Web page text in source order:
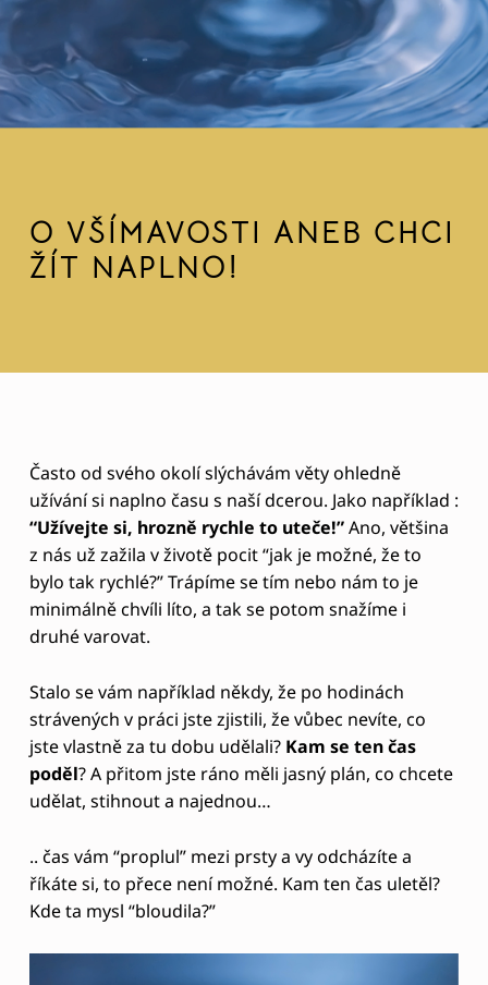
O VŠÍMAVOSTI ANEB CHCI
ŽÍT NAPLNO!
O
V
Š
Í
M
A
V
O
S
T
A
N
E
B
Často od svého okolí slýchávám věty ohledně
užívání si naplno času s naší dcerou. Jako například :
“Užívejte si, hrozně rychle to uteče!”Ano, většina
z nás už zažila v životě pocit “jak je možné, že to
bylo tak rychlé?” Trápíme se tím nebo nám to je
minimálně chvíli líto, a tak se potom snažíme i
druhé varovat.
Stalo se vám například někdy, že po hodinách
strávených v práci jste zjistili, že vůbec nevíte, co
jste vlastně za tu dobu udělali? Kam se ten čas
poděl? A přitom jste ráno měli jasný plán, co chcete
udělat, stihnout a najednou…
.. čas vám “proplul” mezi prsty a vy odcházíte a
říkáte si, to přece není možné. Kam ten čas uletěl?
Kde ta mysl “bloudila?”